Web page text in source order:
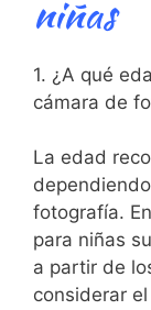
niñas
1. ¿A ⁤qué
cámara ​de⁢
La edad
fotografía.‍
para niñas
a⁣ partir de
considerar